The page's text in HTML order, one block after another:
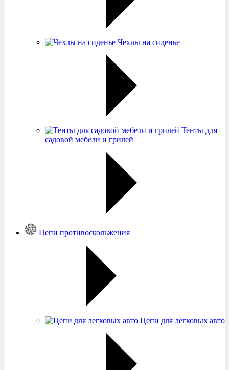
Чехлы на сиденье
Тенты для
садовой мебели и грилей
Цепи противоскольжения
Цепи для легковых авто